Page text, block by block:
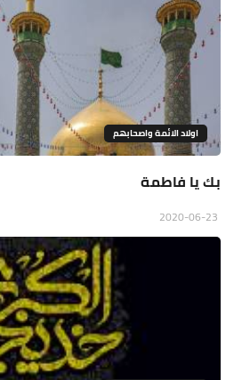
اولاد الائمة واصحابهم
بك يا فاطمة